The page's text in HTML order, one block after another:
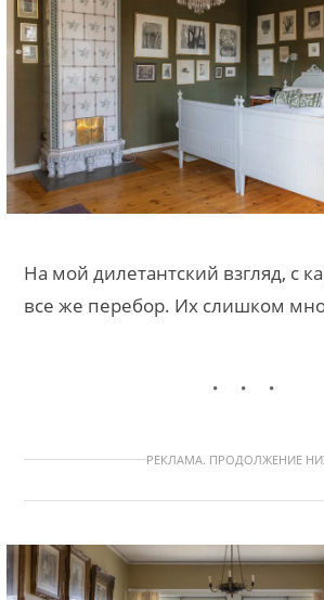
На мой дилетантский взгляд, с
все же перебор. Их слишком
РЕКЛАМА. ПРОДОЛЖЕНИЕ